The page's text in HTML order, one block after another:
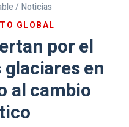
/ Noticias
GLOBAL
por el
en
al cambio